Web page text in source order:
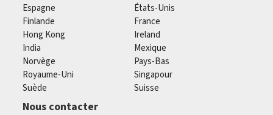
Espagne
États-Unis
Finlande
France
Hong Kong
Ireland
India
Mexique
Norvège
Pays-Bas
Royaume-Uni
Singapour
Suède
Suisse
Nous contacter